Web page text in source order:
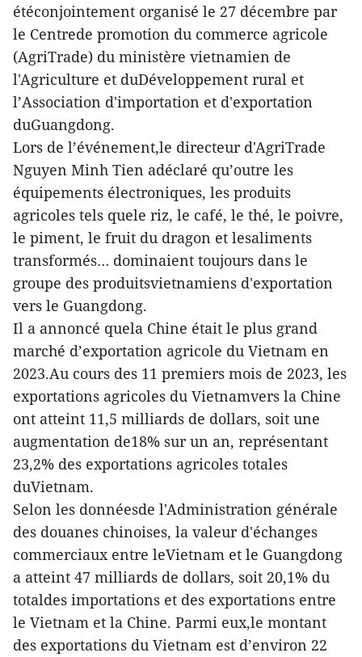
étéconjointement organisé le 27 décembre par
le Centrede promotion du commerce agricole
(AgriTrade) du ministère vietnamien de
l'Agriculture et duDéveloppement rural et
l’Association d'importation et d'exportation
duGuangdong.
Lors de l’événement,le directeur d'AgriTrade
Nguyen Minh Tien adéclaré qu’outre les
équipements électroniques, les produits
agricoles tels quele riz, le café, le thé, le poivre,
le piment, le fruit du dragon et lesaliments
transformés… dominaient toujours dans le
groupe des produitsvietnamiens d'exportation
vers le Guangdong.
Il a annoncé quela Chine était le plus grand
marché d’exportation agricole du Vietnam en
2023.Au cours des 11 premiers mois de 2023, les
exportations agricoles du Vietnamvers la Chine
ont atteint 11,5 milliards de dollars, soit une
augmentation de18% sur un an, représentant
23,2% des exportations agricoles totales
duVietnam.
Selon les donnéesde l'Administration générale
des douanes chinoises, la valeur d'échanges
commerciaux entre leVietnam et le Guangdong
a atteint 47 milliards de dollars, soit 20,1% du
totaldes importations et des exportations entre
le Vietnam et la Chine. Parmi eux,le montant
des exportations du Vietnam est d’environ 22